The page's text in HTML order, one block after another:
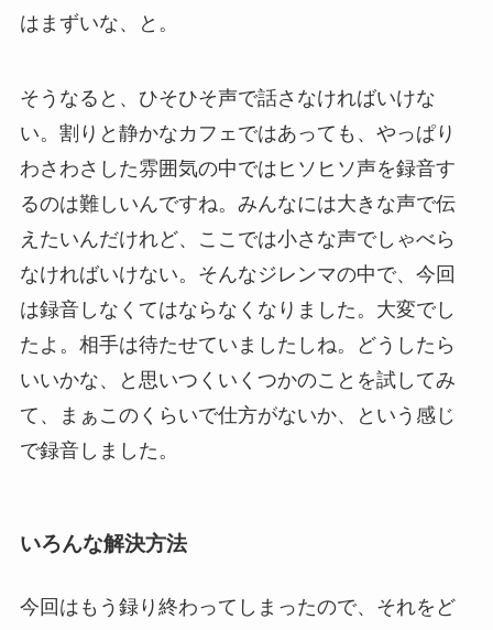
はまずいな、と。
そうなると、ひそひそ声で話さなければいけな
い。割りと静かなカフェではあっても、やっぱり
わさわさした雰囲気の中ではヒソヒソ声を録音す
るのは難しいんですね。みんなには大きな声で伝
えたいんだけれど、ここでは小さな声でしゃべら
なければいけない。そんなジレンマの中で、今回
は録音しなくてはならなくなりました。大変でし
たよ。相手は待たせていましたしね。どうしたら
いいかな、と思いつくいくつかのことを試してみ
て、まぁこのくらいで仕方がないか、という感じ
で録音しました。
いろんな解決方法
今回はもう録り終わってしまったので、それをど